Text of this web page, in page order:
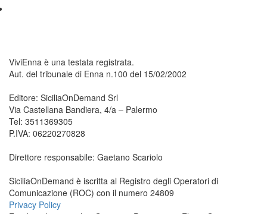
ViviEnna è una testata registrata.
Aut. del tribunale di Enna n.100 del 15/02/2002
Editore: SiciliaOnDemand Srl
Via Castellana Bandiera, 4/a – Palermo
Tel: 3511369305
P.IVA: 06220270828
Direttore responsabile: Gaetano Scariolo
SiciliaOnDemand è iscritta al Registro degli Operatori di
Comunicazione (ROC) con il numero 24809
Privacy Policy